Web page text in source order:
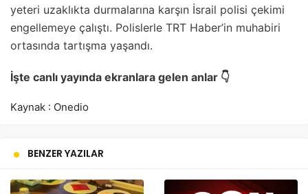
yeteri uzaklıkta durmalarına karşın İsrail polisi çekimi
engellemeye çalıştı. Polislerle TRT Haber’in muhabiri
ortasında tartışma yaşandı.
İşte canlı yayında ekranlara gelen anlar 👇
Kaynak : Onedio
BENZER YAZILAR